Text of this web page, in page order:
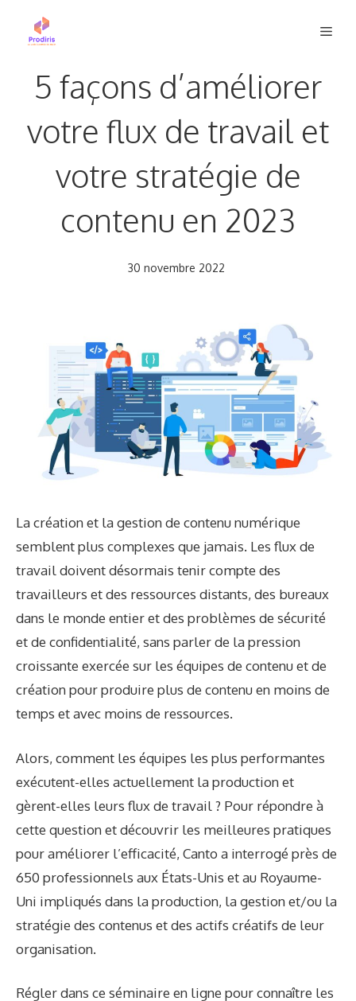
5 façons d’améliorer
votre flux de travail et
votre stratégie de
contenu en 2023
30 novembre 2022
La création et la gestion de contenu numérique
semblent plus complexes que jamais. Les flux de
travail doivent désormais tenir compte des
travailleurs et des ressources distants, des bureaux
dans le monde entier et des problèmes de sécurité
et de confidentialité, sans parler de la pression
croissante exercée sur les équipes de contenu et de
création pour produire plus de contenu en moins de
temps et avec moins de ressources.
Alors, comment les équipes les plus performantes
exécutent-elles actuellement la production et
gèrent-elles leurs flux de travail ? Pour répondre à
cette question et découvrir les meilleures pratiques
pour améliorer l’efficacité, Canto a interrogé près de
650 professionnels aux États-Unis et au Royaume-
Uni impliqués dans la production, la gestion et/ou la
stratégie des contenus et des actifs créatifs de leur
organisation.
Réglerdans ce séminaire en ligne pour connaître les